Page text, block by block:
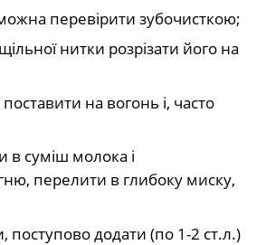
перевірити зубочисткою;
нитки розрізати його на
на вогонь і, часто
суміш молока і
перелити в глибоку миску,
додати (по 1-2 ст.л.)